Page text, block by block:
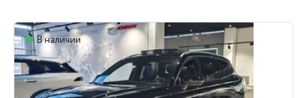
В наличии